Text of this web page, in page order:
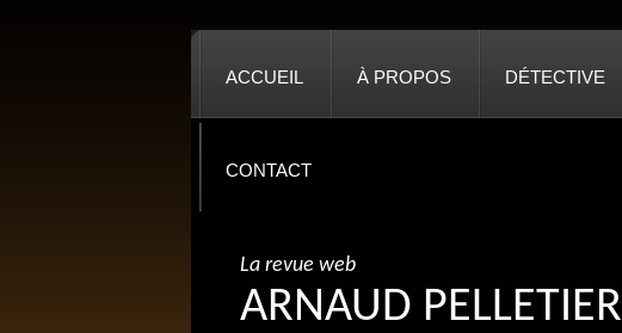
ACCUEIL À PROPOS DÉTECTIVE
CONTACT
La revue web
ARNAUD PELLETIER